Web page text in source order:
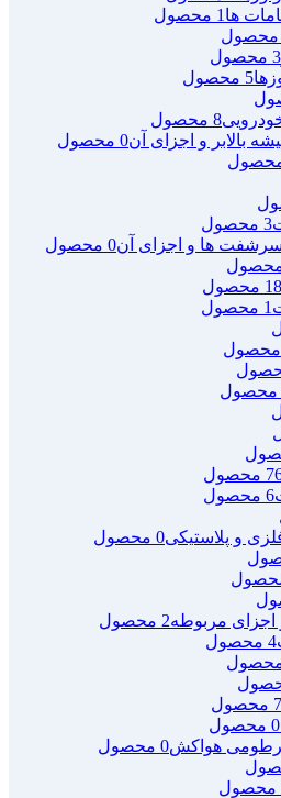
ها 1 محصول
3 محصول
5 محصول
8 محصول
بالابر و اجزای آن0 محصول
3 محصول
ها و اجزای آن0 محصول
18 محصول
1 محصول
محصول
6 محصول
و پلاستیکی0 محصول
و اجزای مربوطه2 محصول
4 محصول
0 محصول
هواکش0 محصول